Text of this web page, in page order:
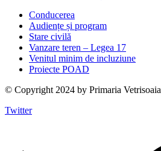
Conducerea
Audiențe și program
Stare civilă
Vanzare teren – Legea 17
Venitul minim de incluziune
Proiecte POAD
© Copyright 2024 by Primaria Vetrisoaia
Twitter